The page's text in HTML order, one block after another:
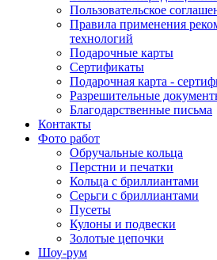
Пользовательское
Правила применения
технологий
Подарочные карты
Сертификаты
Подарочная карта -
Разрешительные
Благодарственные письма
Контакты
Фото работ
Обручальные кольца
Перстни и печатки
Кольца с бриллиантами
Серьги с бриллиантами
Пусеты
Кулоны и подвески
Золотые цепочки
Шоу-рум